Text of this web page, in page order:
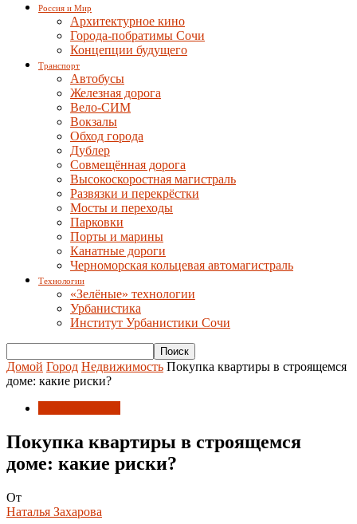
Россия и Мир
Архитектурное кино
Города-побратимы Сочи
Концепции будущего
Транспорт
Автобусы
Железная дорога
Вело-СИМ
Вокзалы
Обход города
Дублер
Совмещённая дорога
Высокоскоростная магистраль
Развязки и перекрёстки
Мосты и переходы
Парковки
Порты и марины
Канатные дороги
Черноморская кольцевая автомагистраль
Технологии
«Зелёные» технологии
Урбанистика
Институт Урбанистики Сочи
Домой Город Недвижимость Покупка квартиры в строящемся
доме: какие риски?
Покупка квартиры в строящемся
доме: какие риски?
От
Наталья Захарова